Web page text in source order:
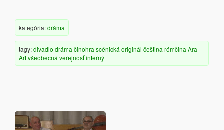
kategória:dráma
tagy:divadlo dráma činohra scénická originál čeština rómčina Ara
Artvšeobecná verejnosťinterný